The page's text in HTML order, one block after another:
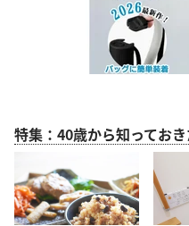
特集：40歳から知っておき